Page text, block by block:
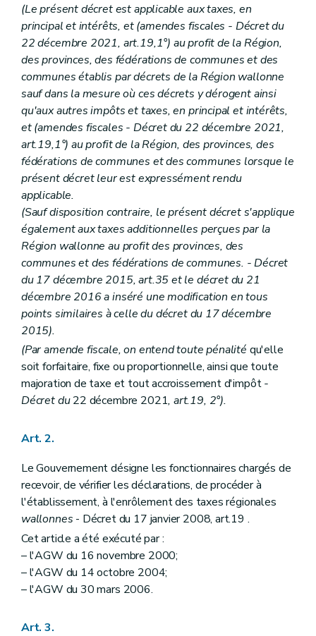
Art. 16
Art. 17
Chapitre IV
Délai d'imposition et exigibilité des taxes
Art. 17bis
Art. 18
Art.18bis
Art. 19
Art. 20
Art.20bis
Art.20ter
Art. 20quater
Art. 20quinquies
Art. 21
Art. 22
Art. 23
Art. 24
Art.24
bis
Chapitre V Voies de recours
Section première Recours administratif
Art. 25
Art.25bis
Art. 26
Art. 27
Art.27bis
Section 2
Art. 28
ChapitreVbis
Demandes subsidiaires de restitutions
Art.28 bis
Art. 28ter
Chapitre VI Intérêts
Intérêts de retard dus par le redevable
Art. 31
Section 2
Intérêts moratoires dus par la Région
Art. 32
Art. 33
Art. 34
Chapitre VII
Recouvrement
Section première Les poursuites
Art. 34bis
Art. 35
Art.35bis
Art.35ter
(Le présent décret est applicable aux taxes, en
principal et intérêts, et (amendes fiscales - Décret du
22 décembre 2021, art.19,1°) au profit de la Région,
des provinces, des fédérations de communes et des
communes établis par décrets de la Région wallonne
sauf dans la mesure où ces décrets y dérogent ainsi
qu'aux autres impôts et taxes, en principal et intérêts,
et (amendes fiscales - Décret du 22 décembre 2021,
art.19,1°) au profit de la Région, des provinces, des
fédérations de communes et des communes lorsque le
présent décret leur est expressément rendu
applicable.
(Sauf disposition contraire, le présent décret s'applique
également aux taxes additionnelles perçues par la
Région wallonne au profit des provinces, des
communes et des fédérations de communes. - Décret
du 17 décembre 2015, art.35 et le décret du 21
décembre 2016 a inséré une modification en tous
points similaires à celle du décret du 17 décembre
2015).
(Par amende fiscale, on entend toute pénalité qu'elle
soit forfaitaire, fixe ou proportionnelle, ainsi que toute
majoration de taxe et tout accroissement d'impôt-
Décret du22 décembre 2021, art.19, 2°).
Art. 2.
Le Gouvernement désigne les fonctionnaires chargés de
recevoir, de vérifier les déclarations, de procéder à
l'établissement, à l'enrôlement des taxes régionales
wallonnes - Décret du 17 janvier 2008, art.19 .
Cet article a été exécuté par :
– l'AGW du 16 novembre 2000;
– l'AGW du 14 octobre 2004;
– l'AGW du 30 mars 2006.
Art. 3.